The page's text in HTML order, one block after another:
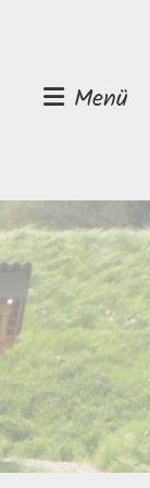
Menü